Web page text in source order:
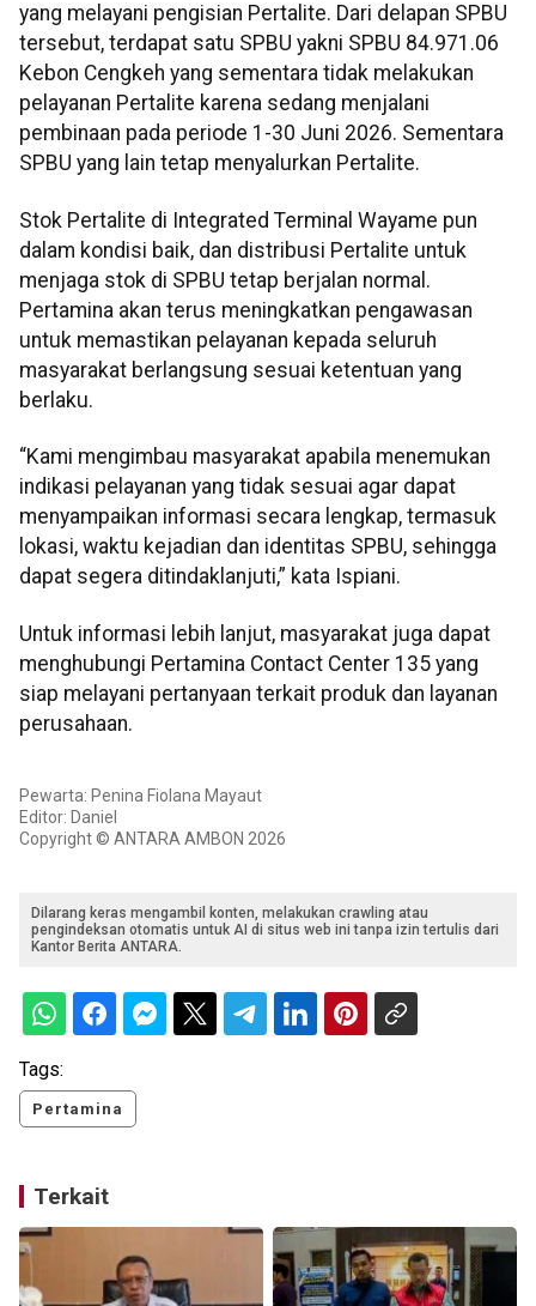
yang melayani pengisian Pertalite. Dari delapan SPBU
tersebut, terdapat satu SPBU yakni SPBU 84.971.06
Kebon Cengkeh yang sementara tidak melakukan
pelayanan Pertalite karena sedang menjalani
pembinaan pada periode 1-30 Juni 2026. Sementara
SPBU yang lain tetap menyalurkan Pertalite.
Stok Pertalite di Integrated Terminal Wayame pun
dalam kondisi baik, dan distribusi Pertalite untuk
menjaga stok di SPBU tetap berjalan normal.
Pertamina akan terus meningkatkan pengawasan
untuk memastikan pelayanan kepada seluruh
masyarakat berlangsung sesuai ketentuan yang
berlaku.
“Kami mengimbau masyarakat apabila menemukan
indikasi pelayanan yang tidak sesuai agar dapat
menyampaikan informasi secara lengkap, termasuk
lokasi, waktu kejadian dan identitas SPBU, sehingga
dapat segera ditindaklanjuti,” kata Ispiani.
Untuk informasi lebih lanjut, masyarakat juga dapat
menghubungi Pertamina Contact Center 135 yang
siap melayani pertanyaan terkait produk dan layanan
perusahaan.
Pewarta: Penina Fiolana Mayaut
Editor: Daniel
Copyright © ANTARA AMBON 2026
Dilarang keras mengambil konten, melakukan crawling atau
pengindeksan otomatis untuk AI di situs web ini tanpa izin tertulis dari
Kantor Berita ANTARA.
Tags:
Pertamina
Terkait